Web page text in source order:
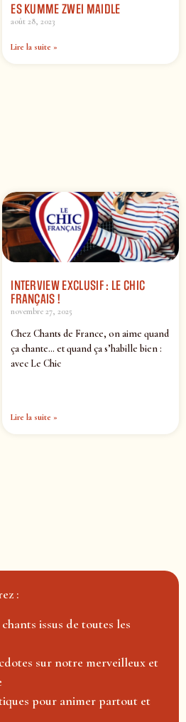
ES KUMME ZWEI MAIDLE
août 28, 2023
Lire la suite »
INTERVIEW EXCLUSIF : LE CHIC
FRANÇAIS !
novembre 27, 2025
Chez Chants de France, on aime quand
ça chante… et quand ça s’habille bien :
avec Le Chic
Lire la suite »
:
issus de toutes les
sur notre merveilleux et
pour animer partout et